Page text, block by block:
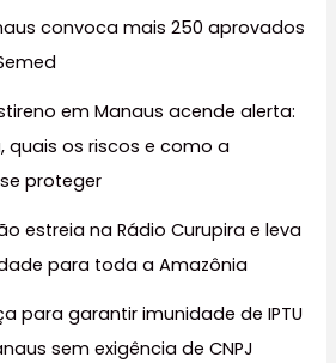
convoca mais 250 aprovados
em Manaus acende alerta:
quais os riscos e como a
proteger
estreia na Rádio Curupira e leva
para toda a Amazônia
para garantir imunidade de IPTU
sem exigência de CNPJ